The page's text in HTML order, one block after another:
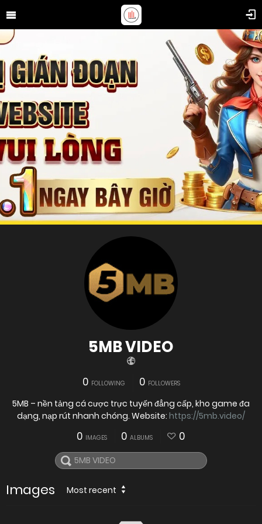
5MB VIDEO
0 FOLLOWING 0 FOLLOWERS
5MB – nền tảng cá cược trực tuyến đẳng cấp, kho game đa
dạng, nạp rút nhanh chóng. Website: https://5mb.video/
0 IMAGES 0 ALBUMS 0
Images Most recent